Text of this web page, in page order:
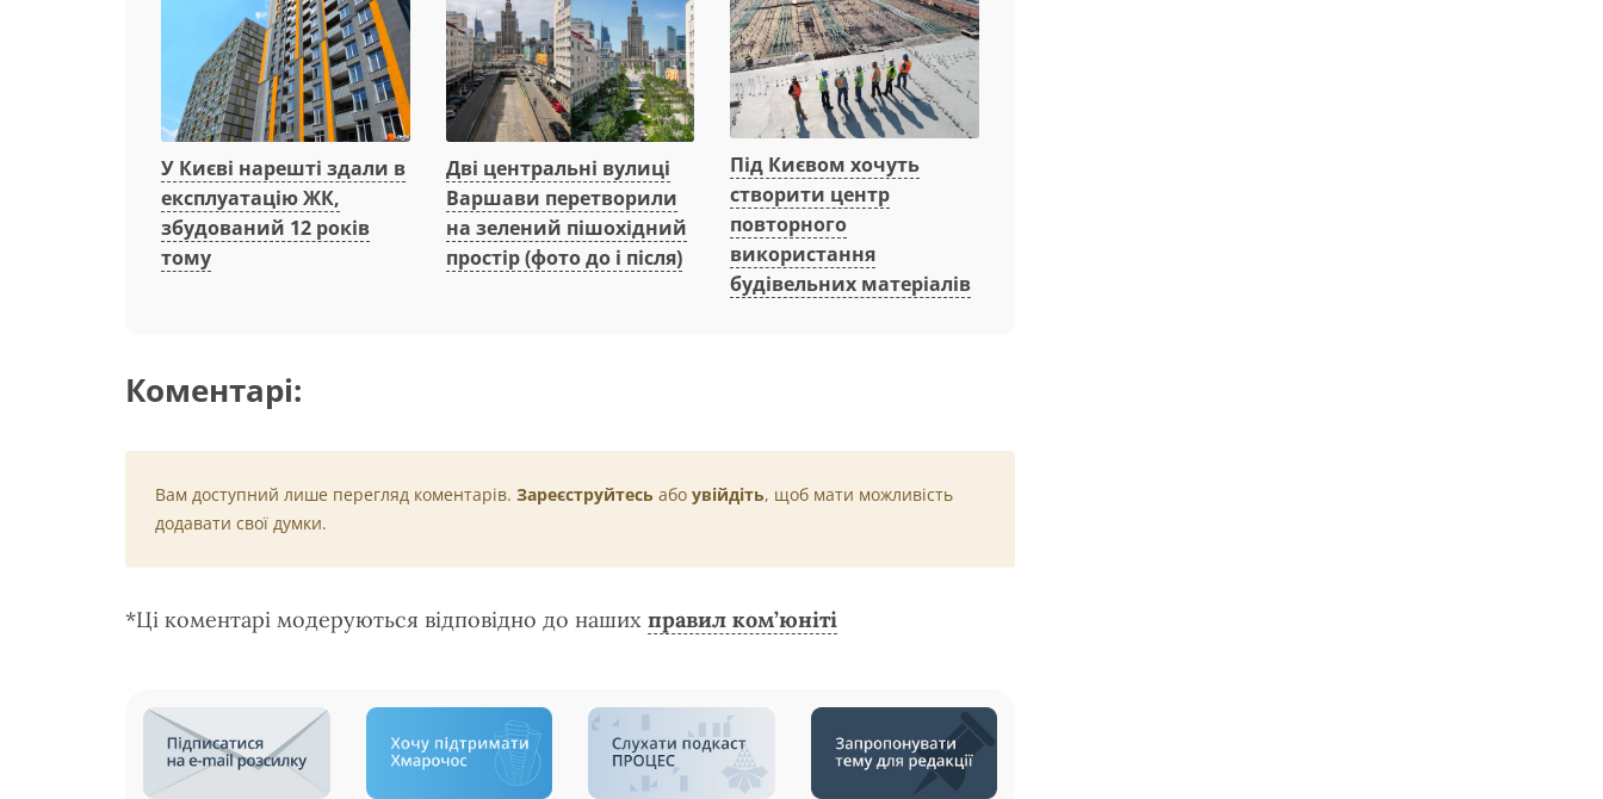
У Києві нарешті здали в
експлуатацію ЖК,
збудований 12 років
тому
Дві центральні вулиці
Варшави перетворили
на зелений пішохідний
простір (фото до і після)
Під Києвом хочуть
створити центр
повторного
використання
будівельних матеріалів
Коментарі:
Вам доступний лише перегляд коментарів. Зареєструйтесь або увійдіть, щоб мати можливість
додавати свої думки.
*Ці коментарі модеруються відповідно до наших правил ком’юніті